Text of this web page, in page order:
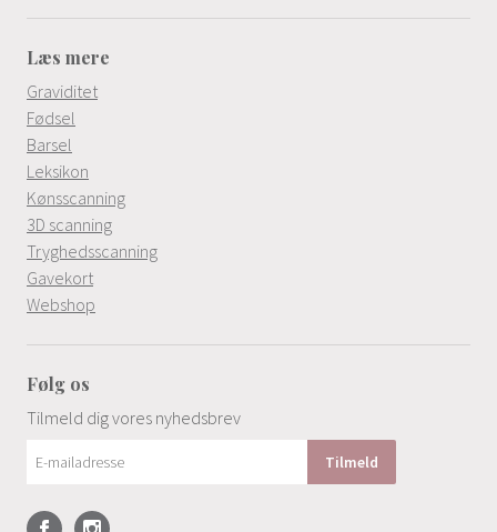
Læs mere
Graviditet
Fødsel
Barsel
Leksikon
Kønsscanning
3D scanning
Tryghedsscanning
Gavekort
Webshop
Følg os
Tilmeld dig vores nyhedsbrev